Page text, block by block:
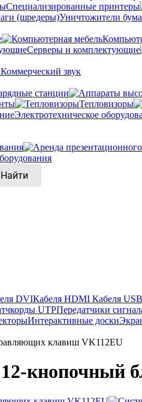
Специализированные принтеры
Уничтожители
Серверы и комплектующие
Коммерческий звук
станции
Тепловизоры
Электротехническое
Найти
DVIКабеля HDMI Кабеля USB
UTPПередатчики
Интерактивные доски
клавиш VK112EU